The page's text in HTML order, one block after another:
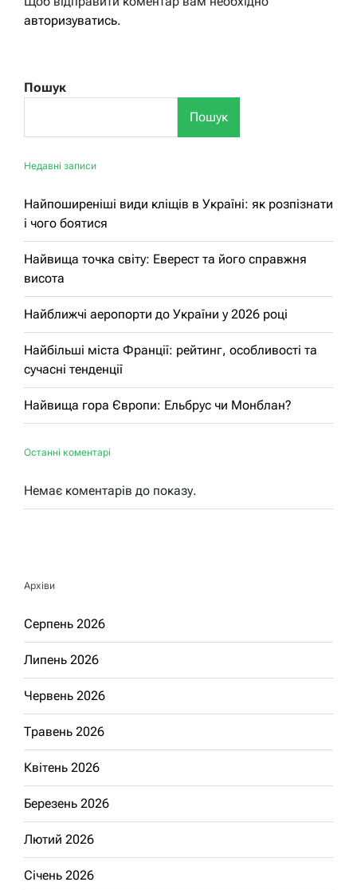
авторизуватись.
Пошук
Пошук
Недавні записи
Найпоширеніші види кліщів в Україні: як розпізнати
і чого боятися
Найвища точка світу: Еверест та його справжня
висота
Найближчі аеропорти до України у 2026 році
Найбільші міста Франції: рейтинг, особливості та
сучасні тенденції
Найвища гора Європи: Ельбрус чи Монблан?
Останні коментарі
Немає коментарів до показу.
Архіви
Серпень 2026
Липень 2026
Червень 2026
Травень 2026
Квітень 2026
Березень 2026
Лютий 2026
Січень 2026